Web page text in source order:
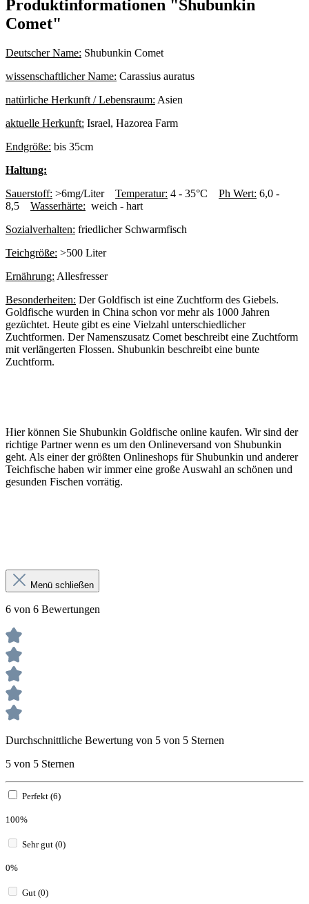
Produktinformationen "Shubunkin
Comet"
Deutscher Name: Shubunkin Comet
wissenschaftlicher Name: Carassius auratus
natürliche Herkunft / Lebensraum: Asien
aktuelle Herkunft: Israel, Hazorea Farm
Endgröße: bis 35cm
Haltung:
Sauerstoff: >6mg/Liter Temperatur: 4 - 35°C Ph Wert: 6,0 -
8,5 Wasserhärte: weich - hart
Sozialverhalten: friedlicher Schwarmfisch
Teichgröße: >500 Liter
Ernährung: Allesfresser
Besonderheiten: Der Goldfisch ist eine Zuchtform des Giebels.
Goldfische wurden in China schon vor mehr als 1000 Jahren
gezüchtet. Heute gibt es eine Vielzahl unterschiedlicher
Zuchtformen. Der Namenszusatz Comet beschreibt eine Zuchtform
mit verlängerten Flossen. Shubunkin beschreibt eine bunte
Zuchtform.
Hier können Sie Shubunkin Goldfische online kaufen. Wir sind der
richtige Partner wenn es um den Onlineversand von Shubunkin
geht. Als einer der größten Onlineshops für Shubunkin und anderer
Teichfische haben wir immer eine große Auswahl an schönen und
gesunden Fischen vorrätig.
Menü schließen
6 von 6 Bewertungen
Durchschnittliche Bewertung von 5 von 5 Sternen
5 von 5 Sternen
Perfekt (6)
100%
Sehr gut (0)
0%
Gut (0)